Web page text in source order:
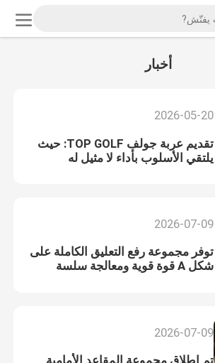
أخبار
2026-05-20
تقديم عربة جولف TOP GOLF: حيث
يلتقي الأسلوب بأداء لا مثيل له
2026-07-09
توفر مجموعة رفع التعليق الكاملة على
شكل A قوة قوية ومعالجة سلسة
2026-07-09